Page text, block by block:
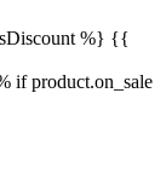
%} {{
if product.on_sale